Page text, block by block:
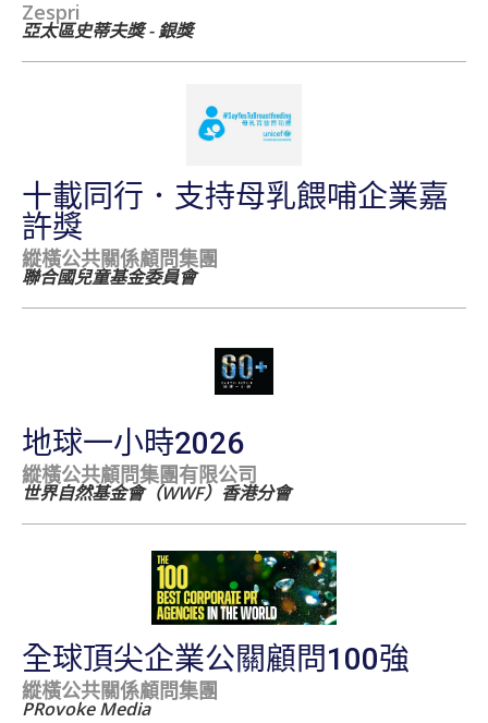
Zespri
亞太區史蒂夫獎 - 銀獎
十載同行．支持母乳餵哺企業嘉
許獎
縱橫公共關係顧問集團
聯合國兒童基金委員會
地球一小時2026
縱橫公共顧問集團有限公司
世界自然基金會（WWF）香港分會
全球頂尖企業公關顧問100強
縱橫公共關係顧問集團
PRovoke Media